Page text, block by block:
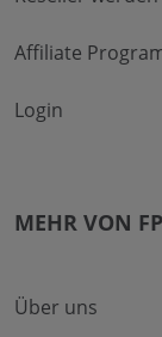
Affiliate
Login
MEHR VON
Über uns